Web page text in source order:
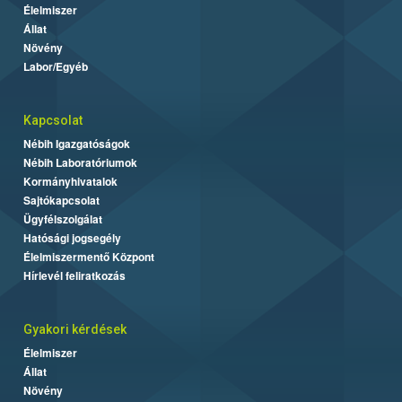
Élelmiszer
Állat
Növény
Labor/Egyéb
Kapcsolat
Nébih Igazgatóságok
Nébih Laboratóriumok
Kormányhivatalok
Sajtókapcsolat
Ügyfélszolgálat
Hatósági jogsegély
Élelmiszermentő Központ
Hírlevél feliratkozás
Gyakori kérdések
Élelmiszer
Állat
Növény